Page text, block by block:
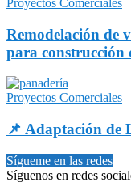
Remodelación de
para construcción
Proyectos Comerciales
📌 Adaptación de
Sígueme en las redes
Síguenos en redes